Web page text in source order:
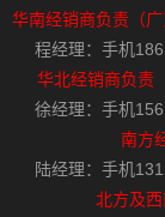
华南经销商负责（广
程经理：手机
华北经销商负责
徐经理：手机
南方
陆经理：手机
北方及西